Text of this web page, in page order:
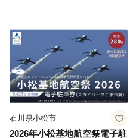
石川県小松市
2026年小松基地航空祭電子駐